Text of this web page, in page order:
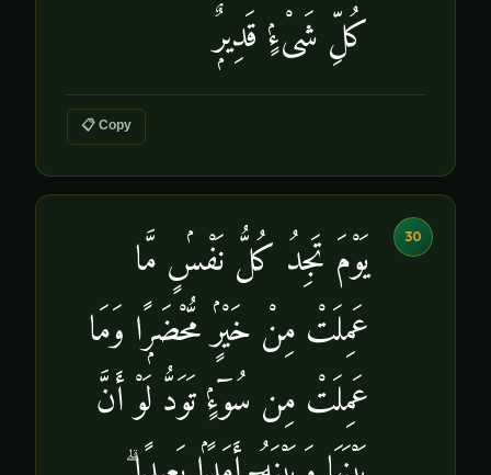
كُلِّ شَىْءٍۢ قَدِيرٌۭ
📋 Copy
30
يَوْمَ تَجِدُ كُلُّ نَفْسٍۢ مَّا
عَمِلَتْ مِنْ خَيْرٍۢ مُّحْضَرًۭا وَمَا
عَمِلَتْ مِن سُوٓءٍۢ تَوَدُّ لَوْ أَنَّ